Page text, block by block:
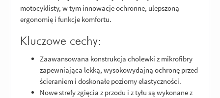
motocyklisty, w tym innowacje ochronne, ulepszoną
ergonomię i funkcje komfortu.
Kluczowe cechy:
Zaawansowana konstrukcja cholewki z mikrofibry
zapewniająca lekką, wysokowydajną ochronę przed
ścieraniem i doskonałe poziomy elastyczności.
Nowe strefy zgięcia z przodu i z tyłu są wykonane z